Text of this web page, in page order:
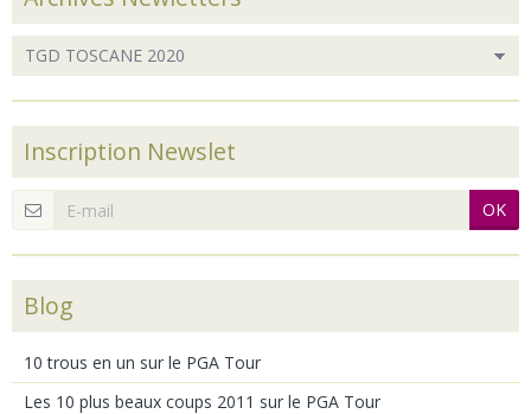
Inscription Newslet
OK
Blog
10 trous en un sur le PGA Tour
Les 10 plus beaux coups 2011 sur le PGA Tour